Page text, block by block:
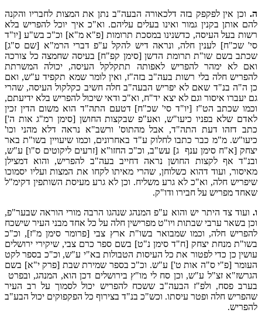
ה. וכן אין לפקפק בזה דלכאורה הבעה"ב נתן את המצות לחבריו והקנה
להם אותן בקנין גמור ואינו בעלים עליהם. וא"כ איך יוכל להפריש בלא
רשות בעל העיסה, כדשנינו במסכת תרומות [פ"א מ"א] וכ"כ בש"ע [יו"ד
סי' שכ"ח] לענין חלה, ונראה דיש להקל ע"פ דברי הרמ"א [שם ס"ג]
שכתב בשם שו"ת תרומת הדשן [סימן קפ"ח] בעיסה שחמצה כל צורכה
ואם לא ימהר להפריש לאפותה תתקלקל העיסה, יכולה המשרתת
להפריש חלה בלי רשות בעה"ב בזה"ז, ואין לומר שמא תקפיד ע"ש, ואם
כן ה"ה בנ"ד שאם לא יפריש הבעה"ב חלה חשיב כקלקול העיסה, שהרי
גם יעברו איסור וגם לא יצא יד"ח, וא"כ ודאי שיכול להפריש בלא ידיעתם,
וכמו שכתב הט"ז [יו"ד סי' שכ"ח] דטעם התה"ד הוא משום הדין זכין
לאדם שלא בפניו כיעו"ש, ואע"פ שבקצות החושן [סימן רמ"ג אות ה']
כתב דזהו דעת התה"ד, אבל מהתוס' ורשב"א נראה דלא מהני וכו'
כיעו"ש. מ"מ כבר כתבו לחלוק ע"ד באחרונים, וכמו שיעויין בשו"ת באר
יצחק [א"ח סימן ענף ג] עש"ב, וכ"כ החזו"א [זרעים ליקוטים ס"ו] ע"ש,
ובנ"ד אף לקצות החושן נראה דחייב בעה"ב להפריש, והוא דמצילן
מאיסור, ועוד דהוא כשלוחן, שהרי מאיתו לקחו את המצות ועליו יסמוכו
שיפריש חלה, וא"כ לא גרע משליח. וכן לא גרע מעיסת השותפין דקימ"ל
שאחד מפריש על חבירו ודו"ק.
ו. ועוד צד היתר יש והוא ע"פ המנהג שנהגו הרבה מורי הוראה שבער"פ,
וכן בשאר ערבי שבתות ויו"ט מפרישין חלה על כל אחד מבני העיר שישכח
להפריש חלה, וכמו שמבואר בשו"ת ארץ צבי [פרומר סימן מ"ז], וכ"כ
בשו"ת מנחת יצחק [ח"ד סימן נ"ט] בשם ספר כרם צבי, שיקירי ירושלים
עושין כן כדי לפטור את כל העיסות הטבולות בא"י ע"ש, וכ"כ בספר לקט
העומר [פ"י ס"ה אות ט'] ע"ש. וכ"כ בספר שמירת שבת [פרק י"א] בשם
הגרשז"א זצ"ל ע"ש, וכן סח לי מו"ץ בירושלים דכן הוא, המנהג, ובפרט
בערב פסח, ולפ"ז הבעה"ב ששכח להפריש יכול לסמוך על רב העיר
שהפריש חלה ופטר עיסתו. וכש"כ בנ"ד בצירוף כל הפקפוקים יכול הבע"ב
להפריש.